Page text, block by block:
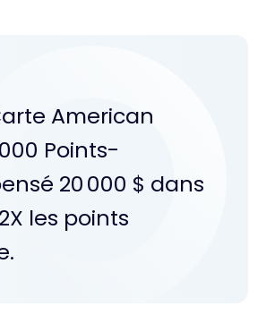
American
Points-
20 000 $ dans
les points